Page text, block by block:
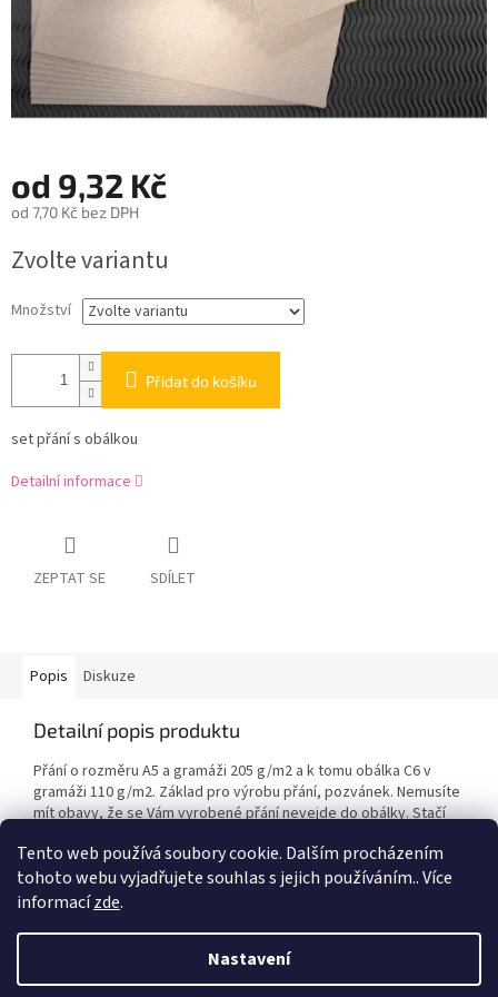
Tento web používá soubory cookie. Dalším procházením
tohoto webu vyjadřujete souhlas s jejich používáním.. Více
informacízde.
Nastavení
od 9,32 Kč
od 7,70 Kč bez DPH
cena:
Zvolte variantu
Množství
Přidat do košíku
set přání s obálkou
Detailní informace
ZEPTAT SE SDÍLET
Popis Diskuze
Detailní popis produktu
Přání o rozměru A5 a gramáži 205 g/m2 a k tomu obálka C6 v
gramáži 110 g/m2. Základ pro výrobu přání, pozvánek. Nemusíte
mít obavy, že se Vám vyrobené přání nevejde do obálky. Stačí
Vytvořil Shoptet